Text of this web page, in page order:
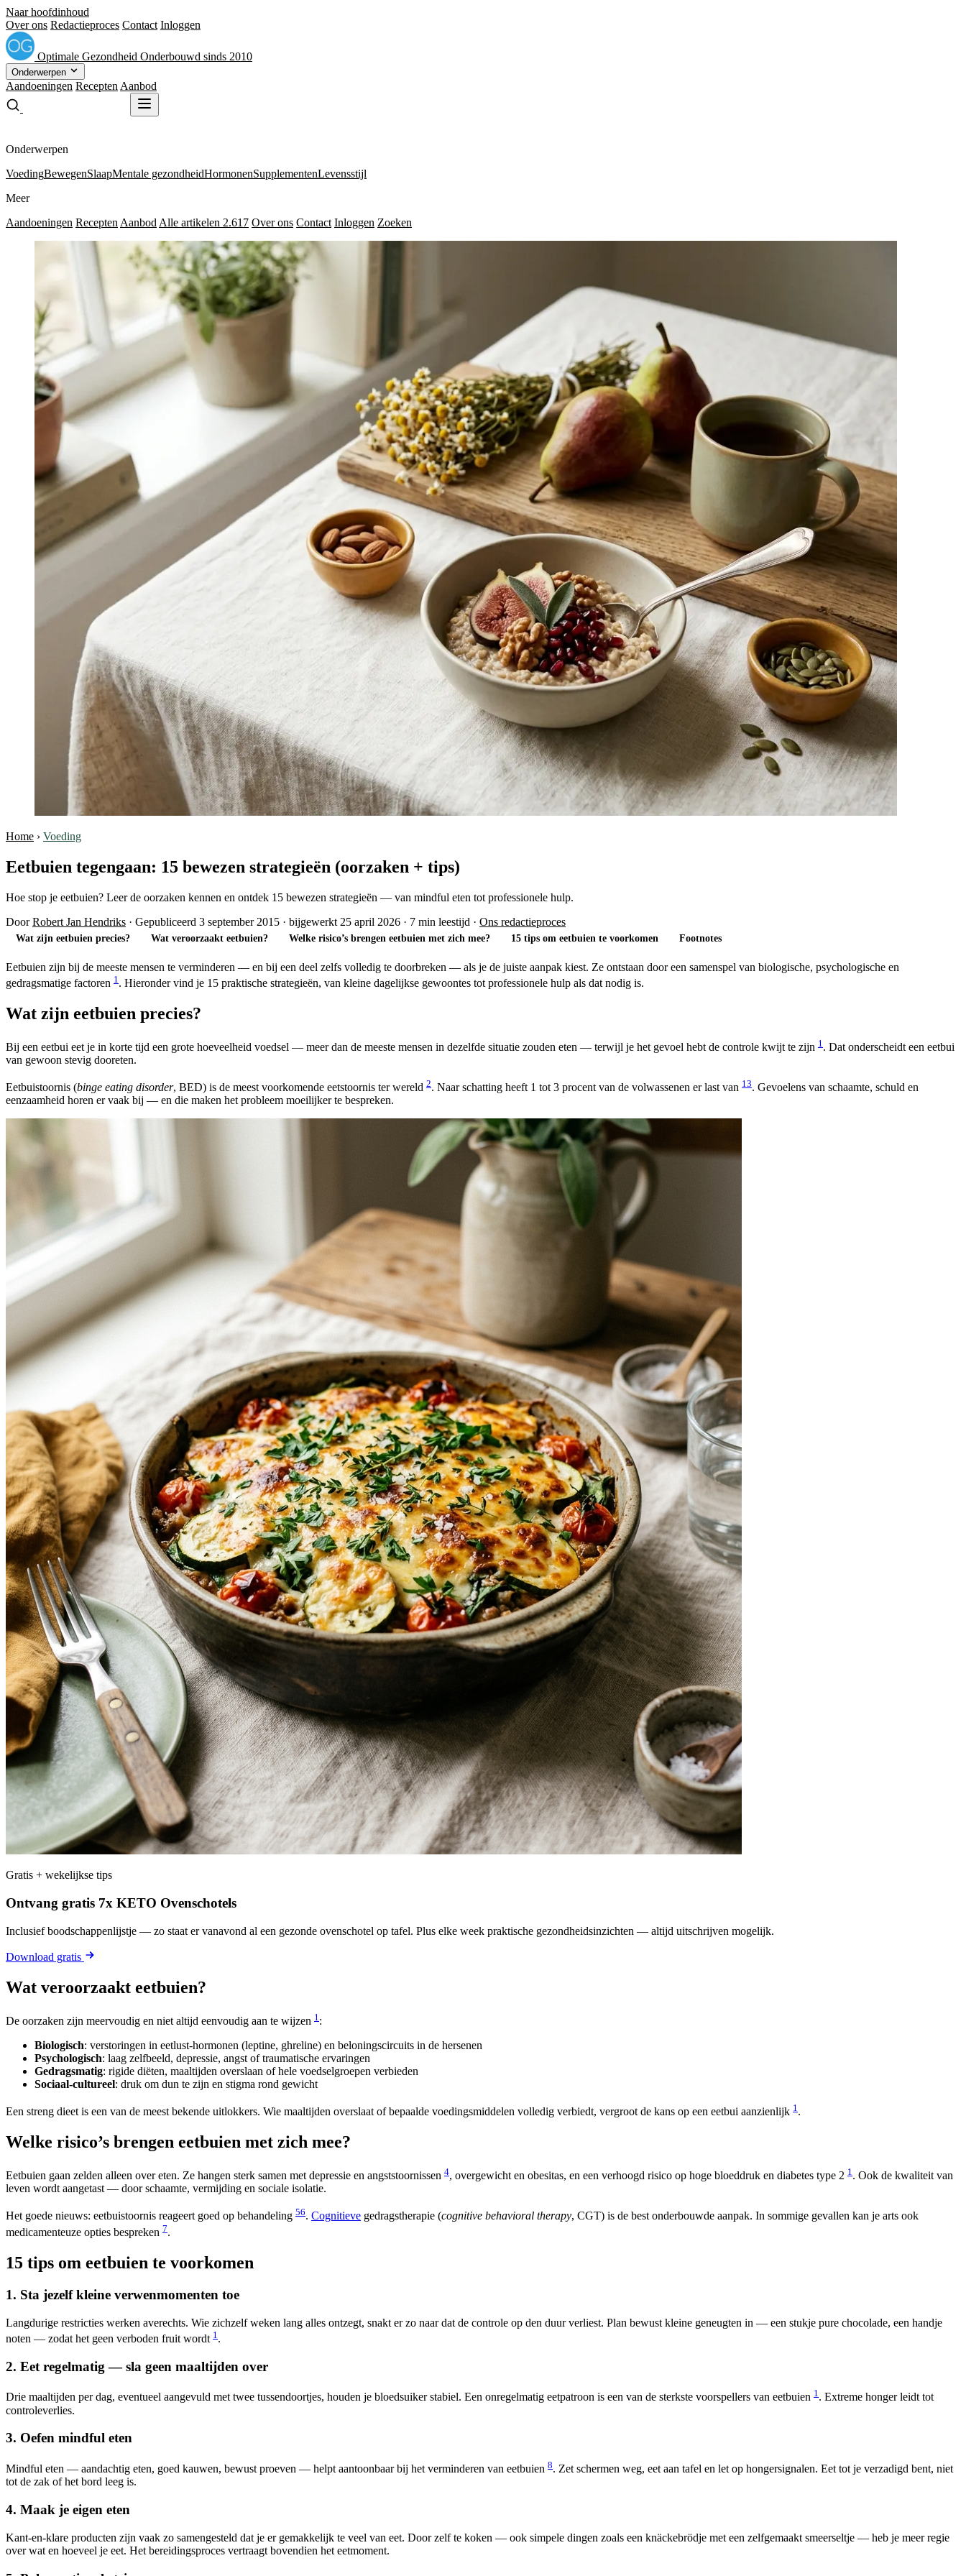
Naar hoofdinhoud
Over ons Redactieproces Contact Inloggen
Optimale Gezondheid Onderbouwd sinds 2010
Onderwerpen
Aandoeningen Recepten Aanbod
Onderwerpen
VoedingBewegenSlaapMentale gezondheidHormonenSupplementenLevensstijl
Meer
Aandoeningen Recepten Aanbod Alle artikelen 2.617 Over ons Contact Inloggen Zoeken
Home › Voeding
Eetbuien tegengaan: 15 bewezen strategieën (oorzaken + tips)
Hoe stop je eetbuien? Leer de oorzaken kennen en ontdek 15 bewezen strategieën — van mindful eten tot professionele hulp.
DoorRobert Jan Hendriks · Gepubliceerd 3 september 2015 · bijgewerkt 25 april 2026 · 7 min leestijd · Ons redactieproces
Wat zijn eetbuien precies? Wat veroorzaakt eetbuien? Welke risico’s brengen eetbuien met zich mee? 15 tips om eetbuien te voorkomen Footnotes
Eetbuien zijn bij de meeste mensen te verminderen — en bij een deel zelfs volledig te doorbreken — als je de juiste aanpak kiest. Ze ontstaan door een samenspel van biologische, psychologische en
gedragsmatige factoren 1 . Hieronder vind je 15 praktische strategieën, van kleine dagelijkse gewoontes tot professionele hulp als dat nodig is.
Wat zijn eetbuien precies?
Bij een eetbui eet je in korte tijd een grote hoeveelheid voedsel — meer dan de meeste mensen in dezelfde situatie zouden eten — terwijl je het gevoel hebt de controle kwijt te zijn 1 . Dat onderscheidt een eetbui
van gewoon stevig dooreten.
Eetbuistoornis (binge eating disorder, BED) is de meest voorkomende eetstoornis ter wereld 2. Naar schatting heeft 1 tot 3 procent van de volwassenen er last van 13. Gevoelens van schaamte, schuld en
eenzaamheid horen er vaak bij — en die maken het probleem moeilijker te bespreken.
Gratis + wekelijkse tips
Ontvang gratis 7x KETO Ovenschotels
Inclusief boodschappenlijstje — zo staat er vanavond al een gezonde ovenschotel op tafel. Plus elke week praktische gezondheidsinzichten — altijd uitschrijven mogelijk.
Download gratis
Wat veroorzaakt eetbuien?
De oorzaken zijn meervoudig en niet altijd eenvoudig aan te wijzen 1 :
Biologisch: verstoringen in eetlust-hormonen (leptine, ghreline) en beloningscircuits in de hersenen
Psychologisch: laag zelfbeeld, depressie, angst of traumatische ervaringen
Gedragsmatig: rigide diëten, maaltijden overslaan of hele voedselgroepen verbieden
Sociaal-cultureel: druk om dun te zijn en stigma rond gewicht
Een streng dieet is een van de meest bekende uitlokkers. Wie maaltijden overslaat of bepaalde voedingsmiddelen volledig verbiedt, vergroot de kans op een eetbui aanzienlijk 1 .
Welke risico’s brengen eetbuien met zich mee?
Eetbuien gaan zelden alleen over eten. Ze hangen sterk samen met depressie en angststoornissen 4, overgewicht en obesitas, en een verhoogd risico op hoge bloeddruk en diabetes type 2 1. Ook de kwaliteit van
leven wordt aangetast — door schaamte, vermijding en sociale isolatie.
Het goede nieuws: eetbuistoornis reageert goed op behandeling 56. Cognitieve gedragstherapie (cognitive behavioral therapy, CGT) is de best onderbouwde aanpak. In sommige gevallen kan je arts ook
medicamenteuze opties bespreken 7.
15 tips om eetbuien te voorkomen
1. Sta jezelf kleine verwenmomenten toe
Langdurige restricties werken averechts. Wie zichzelf weken lang alles ontzegt, snakt er zo naar dat de controle op den duur verliest. Plan bewust kleine geneugten in — een stukje pure chocolade, een handje
noten — zodat het geen verboden fruit wordt 1 .
2. Eet regelmatig — sla geen maaltijden over
Drie maaltijden per dag, eventueel aangevuld met twee tussendoortjes, houden je bloedsuiker stabiel. Een onregelmatig eetpatroon is een van de sterkste voorspellers van eetbuien 1. Extreme honger leidt tot
controleverlies.
3. Oefen mindful eten
Mindful eten — aandachtig eten, goed kauwen, bewust proeven — helpt aantoonbaar bij het verminderen van eetbuien 8. Zet schermen weg, eet aan tafel en let op hongersignalen. Eet tot je verzadigd bent, niet
tot de zak of het bord leeg is.
4. Maak je eigen eten
Kant-en-klare producten zijn vaak zo samengesteld dat je er gemakkelijk te veel van eet. Door zelf te koken — ook simpele dingen zoals een knäckebrödje met een zelfgemaakt smeerseltje — heb je meer regie
over wat en hoeveel je eet. Het bereidingsproces vertraagt bovendien het eetmoment.